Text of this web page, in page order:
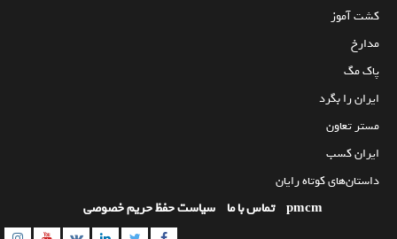
کشت آموز
مدارخ
پاک مگ
ایران را بگرد
مستر تعاون
ایران کسب
داستان‌های کوتاه رایان
pmcm تماس با ما سیاست حفظ حریم خصوصی